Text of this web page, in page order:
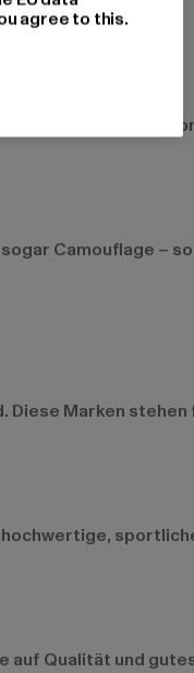
Oberteilen
Camouflage –
Marken
auf Qualität und
agree to this.